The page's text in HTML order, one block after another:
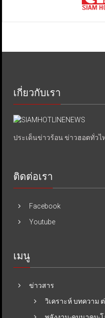
เกี่ยวกับเรา
ประเด็นข่าวร้อน ข่าวฮอตทั่วไ
ติดต่อเรา
Facebook
Youtube
เมนู
ข่าวสาร
วิเคราะห์ บทความ